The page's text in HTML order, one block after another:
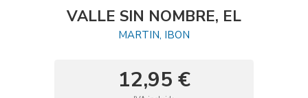
VALLE SIN NOMBRE, EL
MARTIN, IBON
12,95 €